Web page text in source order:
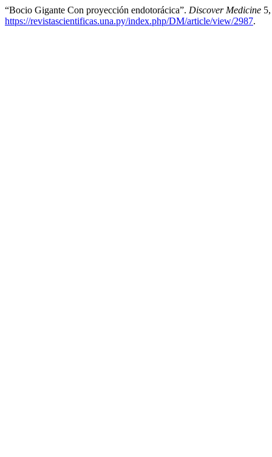
“Bocio Gigante Con proyección endotorácica”. Discover Medicine
https://revistascientificas.una.py/index.php/DM/article/view/2987.